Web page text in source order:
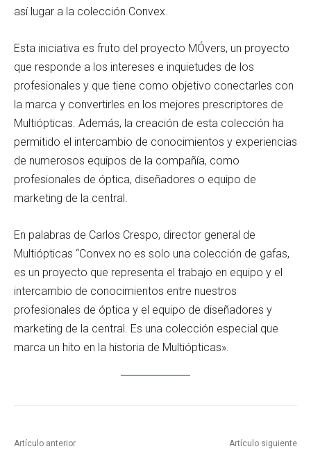
así lugar a la colección Convex.
Esta iniciativa es fruto del proyecto MÓvers, un proyecto
que responde a los intereses e inquietudes de los
profesionales y que tiene como objetivo conectarles con
la marca y convertirles en los mejores prescriptores de
Multiópticas. Además, la creación de esta colección ha
permitido el intercambio de conocimientos y experiencias
de numerosos equipos de la compañía, como
profesionales de óptica, diseñadores o equipo de
marketing de la central.
En palabras de Carlos Crespo, director general de
Multiópticas “Convex no es solo una colección de gafas,
es un proyecto que representa el trabajo en equipo y el
intercambio de conocimientos entre nuestros
profesionales de óptica y el equipo de diseñadores y
marketing de la central. Es una colección especial que
marca un hito en la historia de Multiópticas».
Artículo anterior Artículo siguiente